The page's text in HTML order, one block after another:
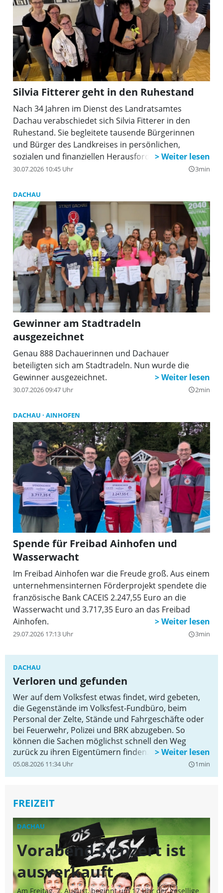
Zusammenhalt in der Gruppe zeigt sich auch beim
gemütlichen Ausklang nach den Proben und beim
jährlichen Sommerfest. Ein Highlight war sicher die
Reise nach Prag zum 30jährigen Chorjubiläum mit
Auftritten in Prager Kirchen. In all dieser Zeit hat
Josef Schneider den Chor mit seiner musikalischen
Arbeit geprägt und mit seiner leidenschaftlichen Art
immer wieder motiviert. Aber nun wechselt er in
den wohlverdienten Ruhestand.
Silvia Fitterer geht in den Ruhestand
Nach 34 Jahren im Dienst des Landratsamtes
Dachau verabschiedet sich Silvia Fitterer in den
Ruhestand. Sie begleitete tausende Bürgerinnen
und Bürger des Landkreises in persönlichen,
sozialen und finanziellen Herausforderungen.
30.07.2026 10:45 Uhr query_builder3min
DACHAU
Gewinner am Stadtradeln
ausgezeichnet
Genau 888 Dachauerinnen und Dachauer
beteiligten sich am Stadtradeln. Nun wurde die
Gewinner ausgezeichnet.
30.07.2026 09:47 Uhr query_builder2min
DACHAU AINHOFEN
Spende für Freibad Ainhofen und
Wasserwacht
Im Freibad Ainhofen war die Freude groß. Aus einem
unternehmensinternen Förderprojekt spendete die
französische Bank CACEIS 2.247,55 Euro an die
Wasserwacht und 3.717,35 Euro an das Freibad
Ainhofen.
29.07.2026 17:13 Uhr query_builder3min
DACHAU
Verloren und gefunden
Wer auf dem Volksfest etwas findet, wird gebeten,
die Gegenstände im Volksfest-Fundbüro, beim
Personal der Zelte, Stände und Fahrgeschäfte oder
bei Feuerwehr, Polizei und BRK abzugeben. So
können die Sachen möglichst schnell den Weg
zurück zu ihren Eigentümern finden.
05.08.2026 11:34 Uhr query_builder1min
FREIZEIT
DACHAU
Vorabend-Konzert ist
ausverkauft
Am Freitag, 7. August, beginnt um 17 Uhr der gesellige